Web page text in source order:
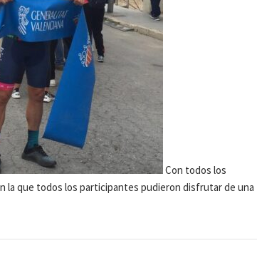
Con todos los
la que todos los participantes pudieron disfrutar de una